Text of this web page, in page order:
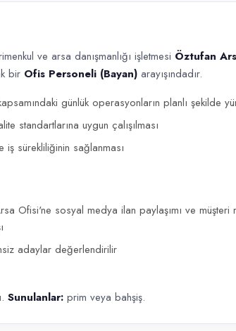
arsa danışmanlığı işletmesi Öztufan Arsa Ofisi ,
ve arsa danışmanlığı işletmesi Öztufan
bir Ofis Personeli (Bayan) arayışındadır.
günlük operasyonların planlı şekilde
standartlarına uygun çalışılması
sürekliliğinin sağlanması
Ofisi'ne sosyal medya ilan paylaşımı ve müşteri
adaylar değerlendirilir
Sunulanlar: prim veya bahşiş.